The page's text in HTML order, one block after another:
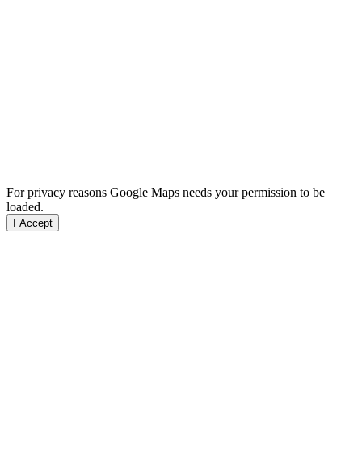
For privacy reasons Google Maps needs your permission to be
loaded.
I Accept